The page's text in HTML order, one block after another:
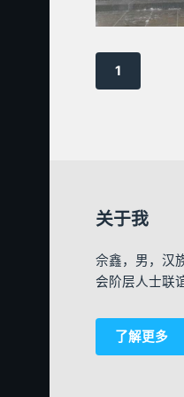
1
关于我
佘鑫，男，汉
会阶层人士联
了解更多